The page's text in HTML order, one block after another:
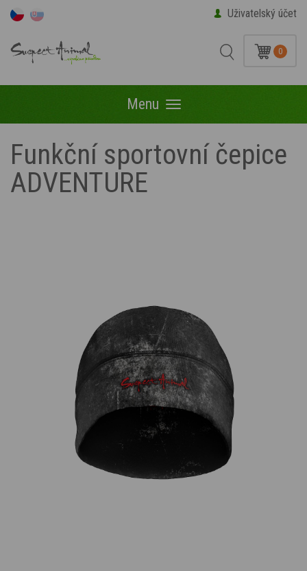
Uživatelský účet
0
Menu Menu
Funkční sportovní čepice
ADVENTURE